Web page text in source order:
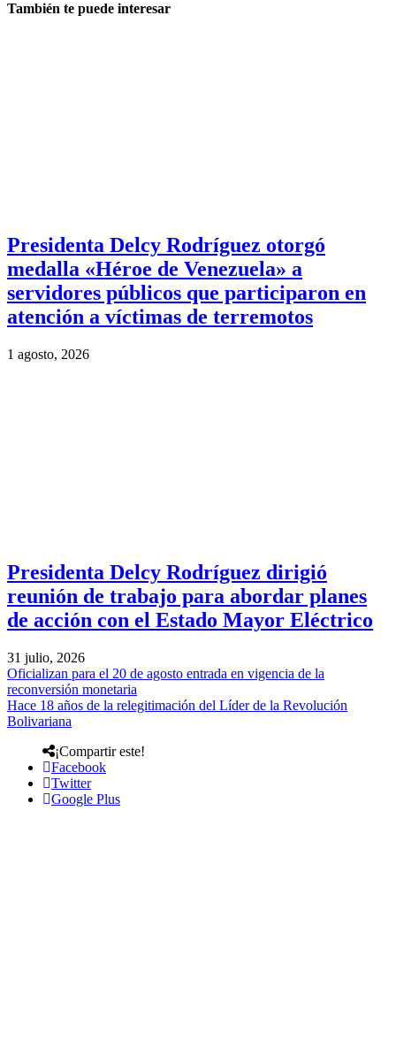
También te puede interesar
Presidenta Delcy Rodríguez otorgó
medalla «Héroe de Venezuela» a
servidores públicos que participaron en
atención a víctimas de terremotos
1 agosto, 2026
Presidenta Delcy Rodríguez dirigió
reunión de trabajo para abordar planes
de acción con el Estado Mayor Eléctrico
31 julio, 2026
Oficializan para el 20 de agosto entrada en vigencia de la
reconversión monetaria
Hace 18 años de la relegitimación del Líder de la Revolución
Bolivariana
¡Compartir este!
Facebook
Twitter
Google Plus